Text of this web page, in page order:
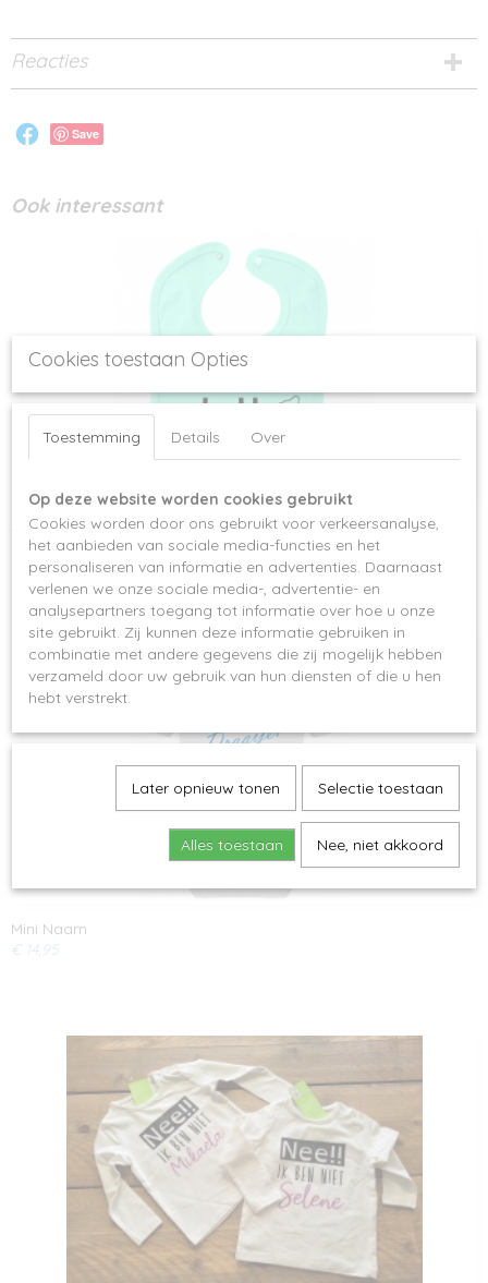
Reacties
Save
Ook interessant
Slabber drinking buddy
€ 8,95
Mini Naam
€ 14,95
Cookies toestaan Opties
Toestemming Details Over
Op deze website worden cookies gebruikt
Cookies worden door ons gebruikt voor verkeersanalyse,
het aanbieden van sociale media-functies en het
personaliseren van informatie en advertenties. Daarnaast
verlenen we onze sociale media-, advertentie- en
analysepartners toegang tot informatie over hoe u onze
site gebruikt. Zij kunnen deze informatie gebruiken in
combinatie met andere gegevens die zij mogelijk hebben
verzameld door uw gebruik van hun diensten of die u hen
hebt verstrekt.
Later opnieuw tonen Selectie toestaan
Alles toestaan Nee, niet akkoord